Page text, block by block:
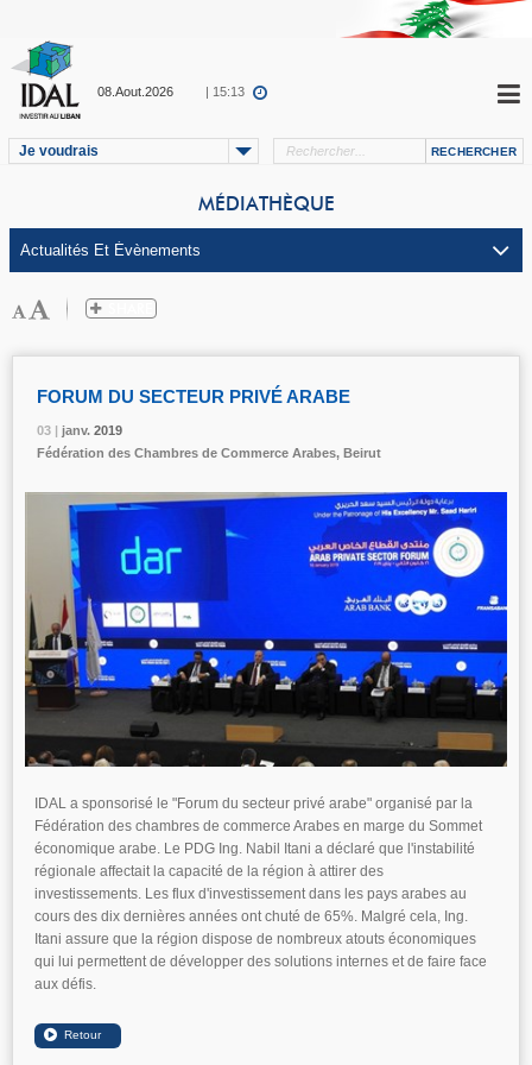
08.Aout.2026 | 15:13
Je voudrais
MÉDIATHÈQUE
03 | janv. 2019
FORUM DU SECTEUR PRIVÉ ARABE
03 | janv. 2019
Fédération des Chambres de Commerce Arabes, Beirut
03 | janv. 2019
IDAL a sponsorisé le "Forum du secteur privé arabe" organisé par la
Fédération des chambres de commerce Arabes en marge du Sommet
économique arabe. Le PDG Ing. Nabil Itani a déclaré que l'instabilité
régionale affectait la capacité de la région à attirer des
investissements. Les flux d'investissement dans les pays arabes au
cours des dix dernières années ont chuté de 65%. Malgré cela, Ing.
Itani assure que la région dispose de nombreux atouts économiques
qui lui permettent de développer des solutions internes et de faire face
aux défis.